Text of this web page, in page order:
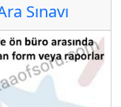
Sınavı